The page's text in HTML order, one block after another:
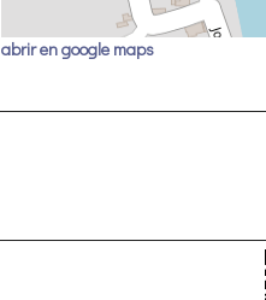
abrir en google maps